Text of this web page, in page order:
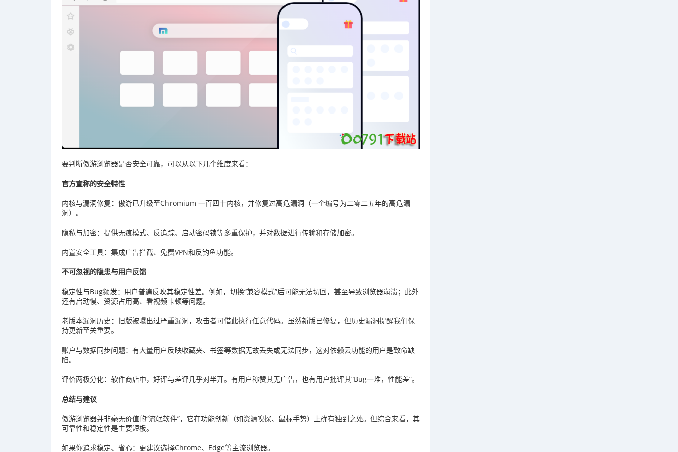
要判断傲游浏览器是否安全可靠，可以从以下几个维度来看：
官方宣称的安全特性
内核与漏洞修复：傲游已升级至Chromium 一百四十内核，并修复过高危漏洞（一个编号为二零二五年的高危漏
洞）。
隐私与加密：提供无痕模式、反追踪、启动密码锁等多重保护，并对数据进行传输和存储加密。
内置安全工具：集成广告拦截、免费VPN和反钓鱼功能。
不可忽视的隐患与用户反馈
稳定性与Bug频发：用户普遍反映其稳定性差。例如，切换“兼容模式”后可能无法切回，甚至导致浏览器崩溃；此外
还有启动慢、资源占用高、看视频卡顿等问题。
老版本漏洞历史：旧版被曝出过严重漏洞，攻击者可借此执行任意代码。虽然新版已修复，但历史漏洞提醒我们保
持更新至关重要。
账户与数据同步问题：有大量用户反映收藏夹、书签等数据无故丢失或无法同步，这对依赖云功能的用户是致命缺
陷。
评价两极分化：软件商店中，好评与差评几乎对半开。有用户称赞其无广告，也有用户批评其“Bug一堆，性能差”。
总结与建议
傲游浏览器并非毫无价值的“流氓软件”，它在功能创新（如资源嗅探、鼠标手势）上确有独到之处。但综合来看，其
可靠性和稳定性是主要短板。
如果你追求稳定、省心：更建议选择Chrome、Edge等主流浏览器。